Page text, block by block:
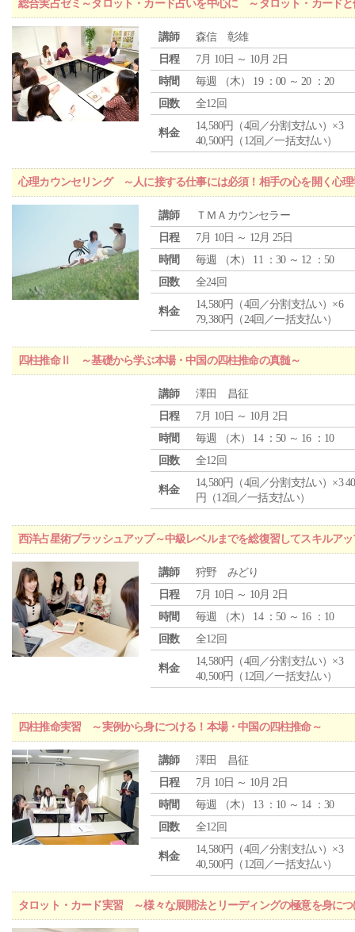
総合実占ゼミ～タロット・カード占いを中心に ～タロット・カード
講師
森信 彰雄
日程
7月 10日 ～ 10月 2日
時間
毎週 （木） 19 ：00 ～ 20 ：20
回数
全12回
料金
14,580円（4回／分割支払い）×3
40,500円（12回／一括支払い）
心理カウンセリング ～人に接する仕事には必須！相手の心を開く心理
講師
ＴＭＡカウンセラー
日程
7月 10日 ～ 12月 25日
時間
毎週 （木） 11 ：30 ～ 12 ：50
回数
全24回
料金
14,580円（4回／分割支払い）×6
79,380円（24回／一括支払い）
四柱推命Ⅱ ～基礎から学ぶ本場・中国の四柱推命の真髄～
講師
澤田 昌征
日程
7月 10日 ～ 10月 2日
時間
毎週 （木） 14 ：50 ～ 16 ：10
回数
全12回
料金
14,580円（4回／分割支払い）×3
円（12回／一括支払い）
西洋占星術ブラッシュアップ～中級レベルまでを総復習してスキルア
講師
狩野 みどり
日程
7月 10日 ～ 10月 2日
時間
毎週 （木） 14 ：50 ～ 16 ：10
回数
全12回
料金
14,580円（4回／分割支払い）×3
40,500円（12回／一括支払い）
四柱推命実習 ～実例から身につける！本場・中国の四柱推命～
講師
澤田 昌征
日程
7月 10日 ～ 10月 2日
時間
毎週 （木） 13 ：10 ～ 14 ：30
回数
全12回
料金
14,580円（4回／分割支払い）×3
40,500円（12回／一括支払い）
タロット・カード実習 ～様々な展開法とリーディングの極意を身につ